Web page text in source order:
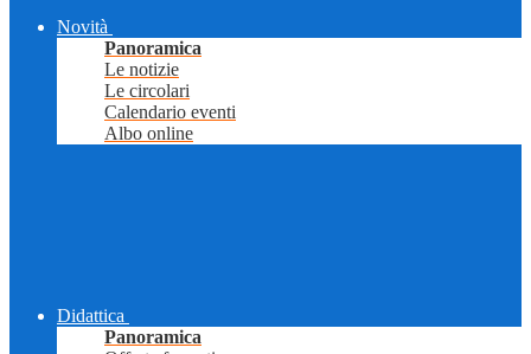
Novità
Panoramica
Le notizie
Le circolari
Calendario eventi
Albo online
Didattica
Panoramica